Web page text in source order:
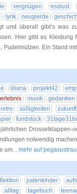
vergnügen
esslust
lyrik neugierde
und überall gibt‘s was
Hier gibt es Kleidung
Pudelmützen. Ein Stand
liliana projekt42
erlebnis musik
gedanken
retro süßigkeiten
zukunft
fundstück
Drosselklappen-
notwendig
um... mehr auf
patenkinder
alltag tagebuch